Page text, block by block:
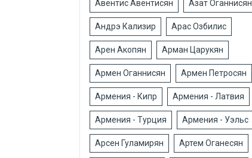
Авентис Авентисян Азат Оганнисян
Андрэ Кализир Арас Озбилис
Арен Акопян Арман Царукян
Армен Оганнисян Армен Петросян
Армения - Кипр Армения - Латвия
Армения - Турция Армения - Уэльс
Арсен Гуламирян Артем Оганесян